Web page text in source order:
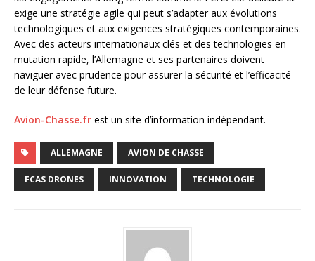
exige une stratégie agile qui peut s’adapter aux évolutions
technologiques et aux exigences stratégiques contemporaines.
Avec des acteurs internationaux clés et des technologies en
mutation rapide, l’Allemagne et ses partenaires doivent
naviguer avec prudence pour assurer la sécurité et l’efficacité
de leur défense future.
Avion-Chasse.fr est un site d’information indépendant.
ALLEMAGNE AVION DE CHASSE
FCAS DRONES INNOVATION TECHNOLOGIE